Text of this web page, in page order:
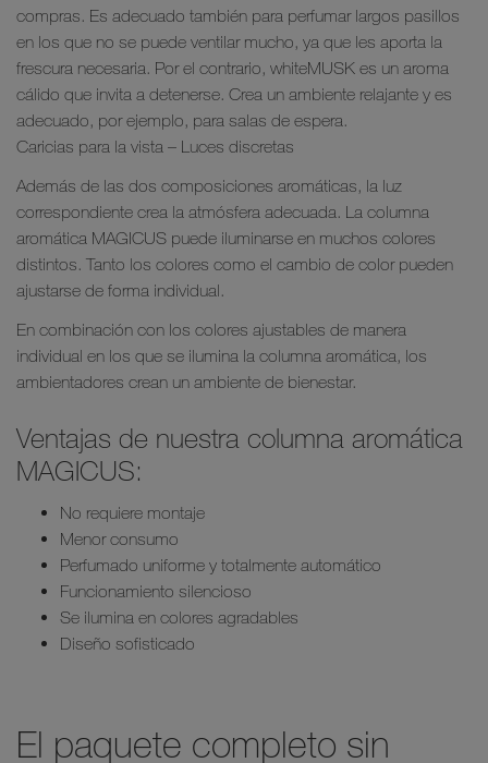
compras. Es adecuado también para perfumar largos pasillos
en los que no se puede ventilar mucho, ya que les aporta la
frescura necesaria. Por el contrario, whiteMUSK es un aroma
cálido que invita a detenerse. Crea un ambiente relajante y es
adecuado, por ejemplo, para salas de espera.
Caricias para la vista – Luces discretas
Además de las dos composiciones aromáticas, la luz
correspondiente crea la atmósfera adecuada. La columna
aromática MAGICUS puede iluminarse en muchos colores
distintos. Tanto los colores como el cambio de color pueden
ajustarse de forma individual.
En combinación con los colores ajustables de manera
individual en los que se ilumina la columna aromática, los
ambientadores crean un ambiente de bienestar.
Ventajas de nuestra columna aromática
MAGICUS:
No requiere montaje
Menor consumo
Perfumado uniforme y totalmente automático
Funcionamiento silencioso
Se ilumina en colores agradables
Diseño sofisticado
El paquete completo sin